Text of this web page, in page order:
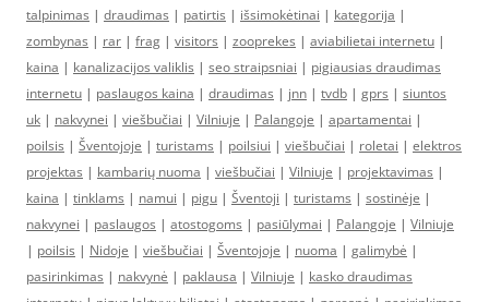
talpinimas | draudimas | patirtis | išsimokėtinai | kategorija |
zombynas | rar | frag | visitors | zooprekes | aviabilietai internetu |
kaina | kanalizacijos valiklis | seo straipsniai | pigiausias draudimas
internetu | paslaugos kaina | draudimas | jnn | tvdb | gprs | siuntos
uk | nakvynei | viešbučiai | Vilniuje | Palangoje | apartamentai |
poilsis | Šventojoje | turistams | poilsiui | viešbučiai | roletai | elektros
projektas | kambarių nuoma | viešbučiai | Vilniuje | projektavimas |
kaina | tinklams | namui | pigu | Šventoji | turistams | sostinėje |
nakvynei | paslaugos | atostogoms | pasiūlymai | Palangoje | Vilniuje
| poilsis | Nidoje | viešbučiai | Šventojoje | nuoma | galimybė |
pasirinkimas | nakvynė | paklausa | Vilniuje | kasko draudimas